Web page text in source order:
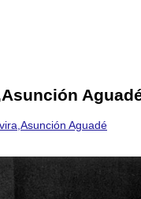
Aguadé